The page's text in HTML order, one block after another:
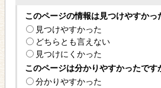
このページの情報は見つけやすかっ
見つけやすかった
どちらとも言えない
見つけにくかった
このページは分かりやすかったです
分かりやすかった